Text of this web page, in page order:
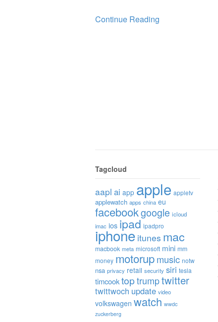
Continue Reading
Tagcloud
aapl ai app apple appletv
applewatch apps china eu
facebookgoogle icloud
imac ios ipad ipadpro
iphone itunes mac
macbook meta microsoft mini mm
money motorupmusic notw
nsa privacy retail security siri tesla
timcooktop trumptwitter
twittwoch update video
volkswagen watch wwdc
zuckerberg